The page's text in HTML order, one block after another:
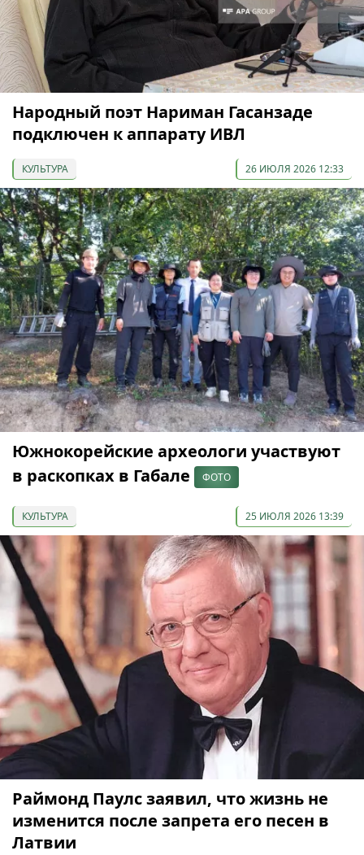
Народный поэт Нариман Гасанзаде
подключен к аппарату ИВЛ
КУЛЬТУРА 26 ИЮЛЯ 2026 12:33
Южнокорейские археологи участвуют
в раскопках в Габале
ФОТО
КУЛЬТУРА 25 ИЮЛЯ 2026 13:39
Раймонд Паулс заявил, что жизнь не
изменится после запрета его песен в
Латвии